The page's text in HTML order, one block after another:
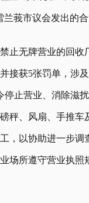
莪市议会发出的
止无牌营业的回收
接获5张罚单，涉
止营业、消除滋
秤、风扇、手推车
，以协助进一步调
场所遵守营业执照